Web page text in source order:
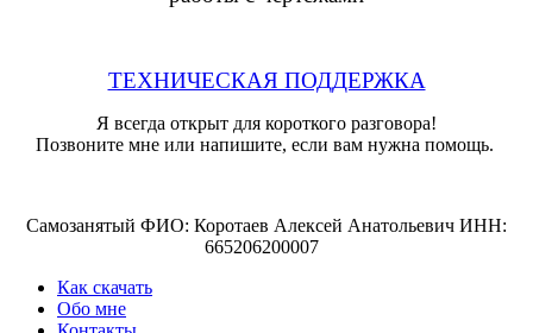
ТЕХНИЧЕСКАЯ ПОДДЕРЖКА
Я всегда открыт для короткого разговора!
Позвоните мне или напишите, если вам нужна помощь.
Самозанятый ФИО: Коротаев Алексей Анатольевич ИНН:
665206200007
Как скачать
Обо мне